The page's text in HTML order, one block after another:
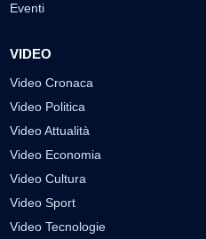
Eventi
VIDEO
Video Cronaca
Video Politica
Video Attualità
Video Economia
Video Cultura
Video Sport
Video Tecnologie